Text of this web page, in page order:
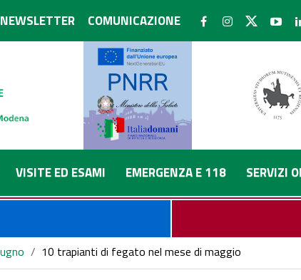
NEWSLETTER COMUNICAZIONE
VISITE ED ESAMI EMERGENZA E 118 SERVIZI
/ 10 trapianti di fegato nel mese di maggio